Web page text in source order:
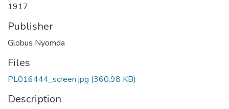
1917
Publisher
Globus Nyomda
Files
PL016444_screen.jpg (360.98 KB)
Description